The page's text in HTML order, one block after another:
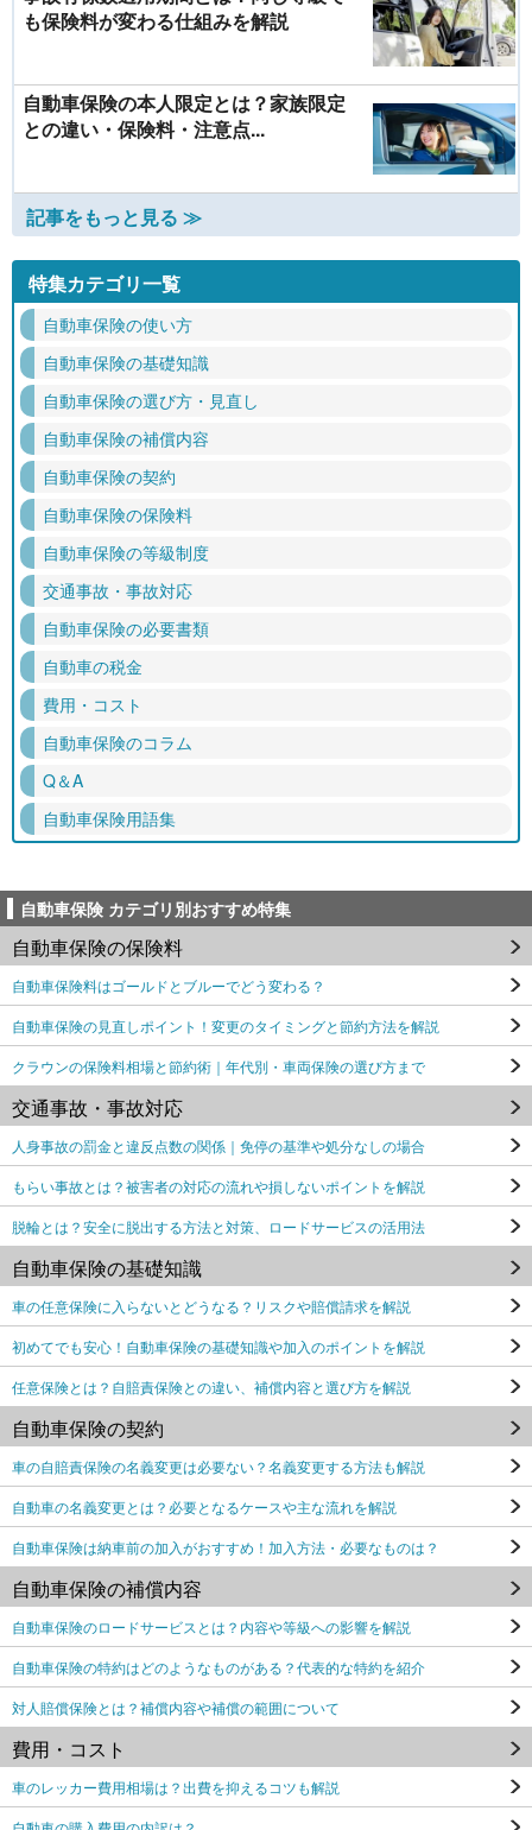
も保険料が変わる仕組みを解説
自動車保険の本人限定とは？家族限定
との違い・保険料・注意点...
記事をもっと見る ≫
特集カテゴリ一覧
自動車保険の使い方
自動車保険の基礎知識
自動車保険の選び方・見直し
自動車保険の補償内容
自動車保険の契約
自動車保険の保険料
自動車保険の等級制度
交通事故・事故対応
自動車保険の必要書類
自動車の税金
費用・コスト
自動車保険のコラム
Q＆A
自動車保険用語集
自動車保険 カテゴリ別おすすめ特集
自動車保険の保険料
自動車保険料はゴールドとブルーでどう変わる？
自動車保険の見直しポイント！変更のタイミングと節約方法を解説
クラウンの保険料相場と節約術｜年代別・車両保険の選び方まで
交通事故・事故対応
人身事故の罰金と違反点数の関係｜免停の基準や処分なしの場合
もらい事故とは？被害者の対応の流れや損しないポイントを解説
脱輪とは？安全に脱出する方法と対策、ロードサービスの活用法
自動車保険の基礎知識
車の任意保険に入らないとどうなる？リスクや賠償請求を解説
初めてでも安心！自動車保険の基礎知識や加入のポイントを解説
任意保険とは？自賠責保険との違い、補償内容と選び方を解説
自動車保険の契約
車の自賠責保険の名義変更は必要ない？名義変更する方法も解説
自動車の名義変更とは？必要となるケースや主な流れを解説
自動車保険は納車前の加入がおすすめ！加入方法・必要なものは？
自動車保険の補償内容
自動車保険のロードサービスとは？内容や等級への影響を解説
自動車保険の特約はどのようなものがある？代表的な特約を紹介
対人賠償保険とは？補償内容や補償の範囲について
費用・コスト
車のレッカー費用相場は？出費を抑えるコツも解説